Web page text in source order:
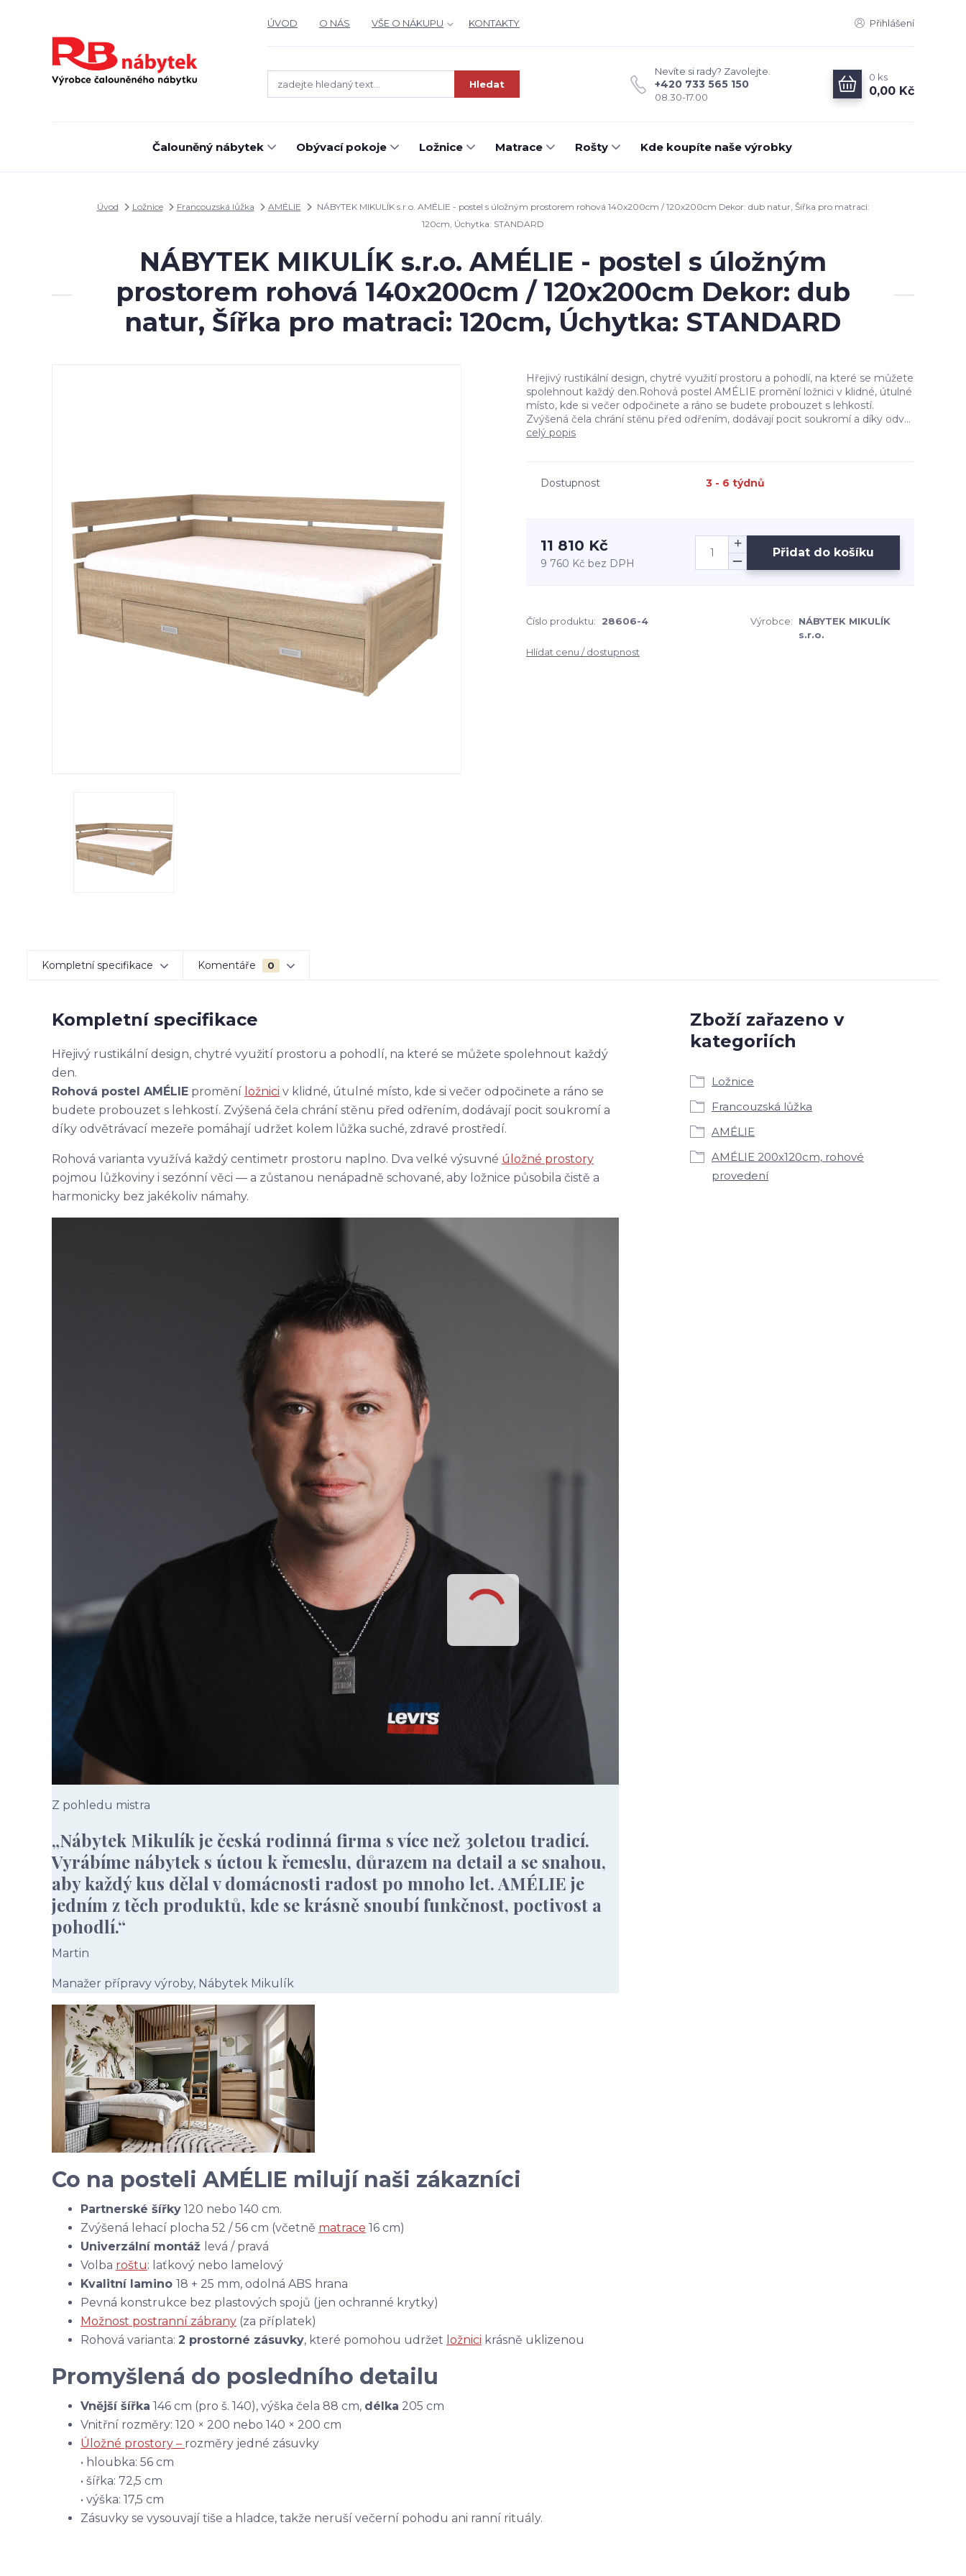
ÚVOD O NÁS VŠE O NÁKUPU KONTAKTY Přihlášení
Hledat
Nevíte si rady? Zavolejte.
+420 733 565 150
08.30-17.00
0 ks
0,00 Kč
Čalouněný nábytek Obývací pokoje Ložnice Matrace Rošty Kde koupíte naše výrobky
Úvod Ložnice Francouzská lůžka AMÉLIE
NÁBYTEK MIKULÍK s.r.o. AMÉLIE - postel s úložným prostorem rohová 140x200cm / 120x200cm Dekor: dub natur, Šířka pro matraci:
120cm, Úchytka: STANDARD
NÁBYTEK MIKULÍK s.r.o. AMÉLIE - postel s úložným
prostorem rohová 140x200cm / 120x200cm Dekor: dub
natur, Šířka pro matraci: 120cm, Úchytka: STANDARD
Hřejivý rustikální design, chytré využití prostoru a pohodlí, na které se můžete
spolehnout každý den.Rohová postel AMÉLIE promění ložnici v klidné, útulné
místo, kde si večer odpočinete a ráno se budete probouzet s lehkostí.
Zvýšená čela chrání stěnu před odřením, dodávají pocit soukromí a díky odv...
celý popis
Dostupnost 3 - 6 týdnů
11 810 Kč
9 760 Kč bez DPH
Přidat do košíku
Číslo produktu: 28606-4 Výrobce:
NÁBYTEK MIKULÍK
s.r.o.
Hlídat cenu / dostupnost
Kompletní specifikace Komentáře 0
Kompletní specifikace
Hřejivý rustikální design, chytré využití prostoru a pohodlí, na které se můžete spolehnout každý
den.
Rohová postel AMÉLIE promění ložnici v klidné, útulné místo, kde si večer odpočinete a ráno se
budete probouzet s lehkostí. Zvýšená čela chrání stěnu před odřením, dodávají pocit soukromí a
díky odvětrávací mezeře pomáhají udržet kolem lůžka suché, zdravé prostředí.
Rohová varianta využívá každý centimetr prostoru naplno. Dva velké výsuvné úložné prostory
pojmou lůžkoviny i sezónní věci — a zůstanou nenápadně schované, aby ložnice působila čistě a
harmonicky bez jakékoliv námahy.
Z pohledu mistra
„Nábytek Mikulík je česká rodinná firma s více než 30letou tradicí.
Vyrábíme nábytek s úctou k řemeslu, důrazem na detail a se snahou,
aby každý kus dělal v domácnosti radost po mnoho let. AMÉLIE je
jedním z těch produktů, kde se krásně snoubí funkčnost, poctivost a
pohodlí.“
Martin
Manažer přípravy výroby, Nábytek Mikulík
Co na posteli AMÉLIE milují naši zákazníci
Partnerské šířky 120 nebo 140 cm.
Zvýšená lehací plocha 52 / 56 cm (včetně matrace 16 cm)
Univerzální montáž levá / pravá
Volba roštu: laťkový nebo lamelový
Kvalitní lamino 18 + 25 mm, odolná ABS hrana
Pevná konstrukce bez plastových spojů (jen ochranné krytky)
Možnost postranní zábrany (za příplatek)
Rohová varianta: 2 prostorné zásuvky, které pomohou udržet ložnici krásně uklizenou
Promyšlená do posledního detailu
Vnější šířka 146 cm (pro š. 140), výška čela 88 cm, délka 205 cm
Vnitřní rozměry: 120 × 200 nebo 140 × 200 cm
Úložné prostory – rozměry jedné zásuvky
• hloubka: 56 cm
• šířka: 72,5 cm
• výška: 17,5 cm
Zásuvky se vysouvají tiše a hladce, takže neruší večerní pohodu ani ranní rituály.
Zboží zařazeno v
kategoriích
Ložnice
Francouzská lůžka
AMÉLIE
AMÉLIE 200x120cm, rohové
provedení